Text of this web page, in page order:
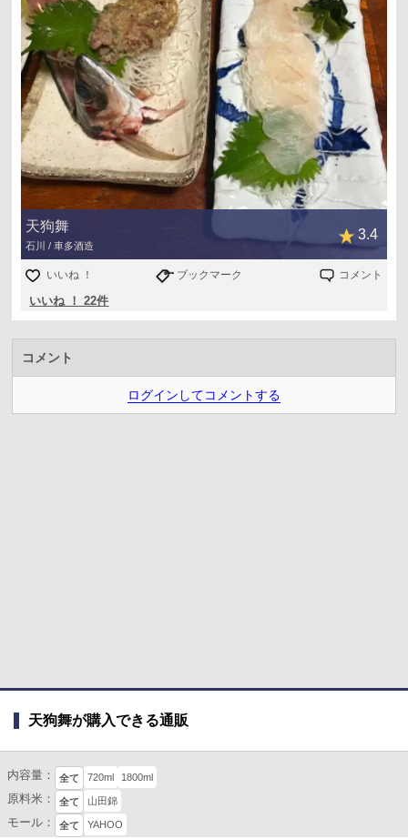
天狗舞
石川 / 車多酒造
3.4
いいね ！ ブックマーク コメント
いいね ！ 22件
コメント
ログインしてコメントする
天狗舞が購入できる通販
内容量： 全て 720ml 1800ml
原料米： 全て 山田錦
モール： 全て YAHOO